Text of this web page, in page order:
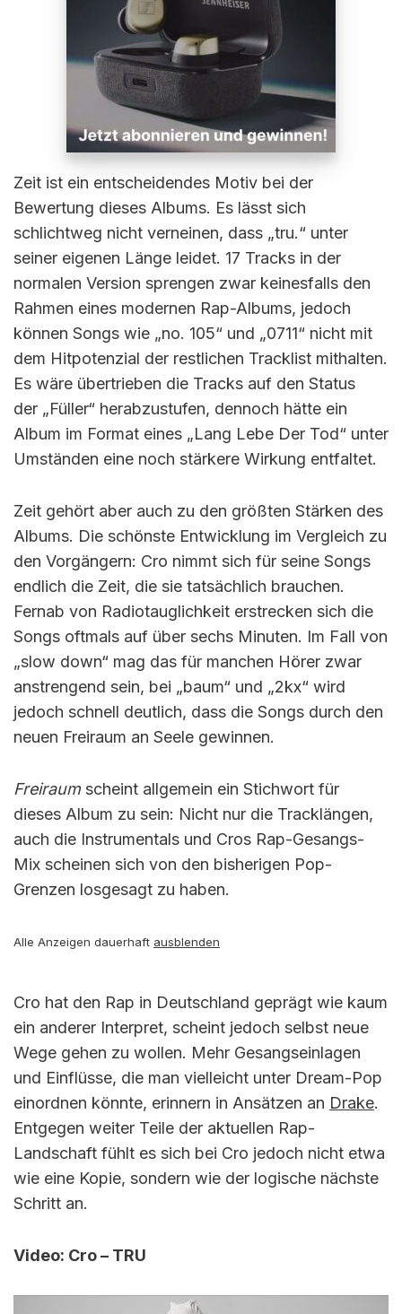
Zeit ist ein entscheidendes Motiv bei der
Bewertung dieses Albums. Es lässt sich
schlichtweg nicht verneinen, dass „tru.“ unter
seiner eigenen Länge leidet. 17 Tracks in der
normalen Version sprengen zwar keinesfalls den
Rahmen eines modernen Rap-Albums, jedoch
können Songs wie „no. 105“ und „0711“ nicht mit
dem Hitpotenzial der restlichen Tracklist mithalten.
Es wäre übertrieben die Tracks auf den Status
der „Füller“ herabzustufen, dennoch hätte ein
Album im Format eines „Lang Lebe Der Tod“ unter
Umständen eine noch stärkere Wirkung entfaltet.
Zeit gehört aber auch zu den größten Stärken des
Albums. Die schönste Entwicklung im Vergleich zu
den Vorgängern: Cro nimmt sich für seine Songs
endlich die Zeit, die sie tatsächlich brauchen.
Fernab von Radiotauglichkeit erstrecken sich die
Songs oftmals auf über sechs Minuten. Im Fall von
„slow down“ mag das für manchen Hörer zwar
anstrengend sein, bei „baum“ und „2kx“ wird
jedoch schnell deutlich, dass die Songs durch den
neuen Freiraum an Seele gewinnen.
Freiraumscheint allgemein ein Stichwort für
dieses Album zu sein: Nicht nur die Tracklängen,
auch die Instrumentals und Cros Rap-Gesangs-
Mix scheinen sich von den bisherigen Pop-
Grenzen losgesagt zu haben.
Alle Anzeigen dauerhaft ausblenden
Cro hat den Rap in Deutschland geprägt wie kaum
ein anderer Interpret, scheint jedoch selbst neue
Wege gehen zu wollen. Mehr Gesangseinlagen
und Einflüsse, die man vielleicht unter Dream-Pop
einordnen könnte, erinnern in Ansätzen an Drake.
Entgegen weiter Teile der aktuellen Rap-
Landschaft fühlt es sich bei Cro jedoch nicht etwa
wie eine Kopie, sondern wie der logische nächste
Schritt an.
Video: Cro – TRU